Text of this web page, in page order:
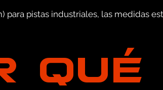
para pistas industriales, las medidas
QUÉ